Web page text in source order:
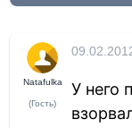
Natafulka
(Гость)
У него